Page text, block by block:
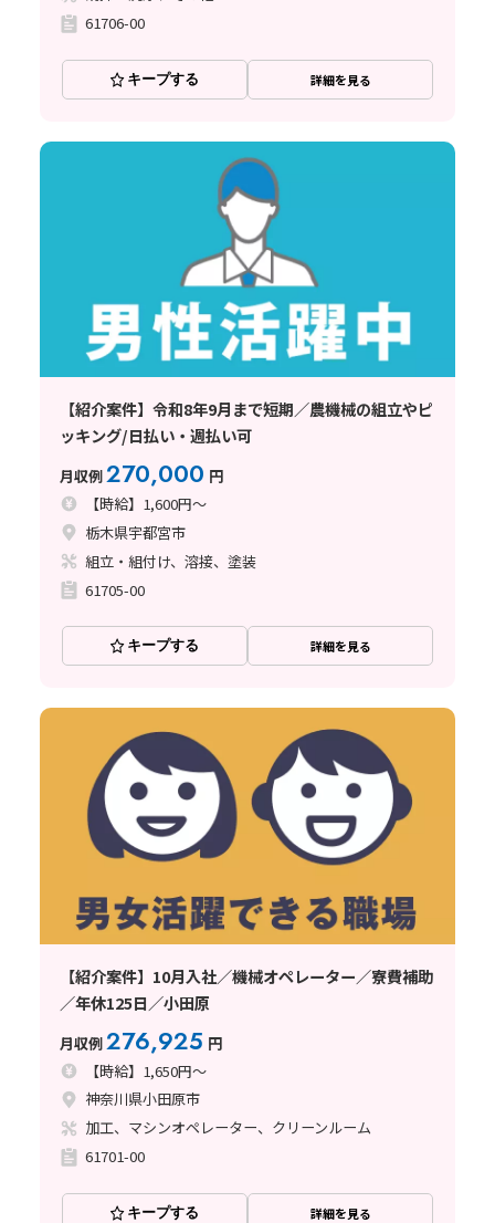
61706-00
キープする 詳細を見る
【紹介案件】令和8年9月まで短期／農機械の組立やピ
ッキング/日払い・週払い可
月収例270,000 円
【時給】1,600円～
栃木県宇都宮市
組立・組付け、溶接、塗装
61705-00
キープする 詳細を見る
【紹介案件】10月入社／機械オペレーター／寮費補助
／年休125日／小田原
月収例276,925 円
【時給】1,650円～
神奈川県小田原市
加工、マシンオペレーター、クリーンルーム
61701-00
キープする 詳細を見る